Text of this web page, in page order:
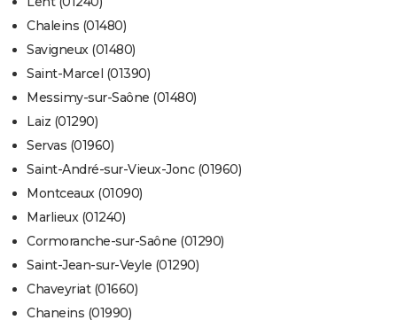
Chaleins (01480)
Savigneux (01480)
Saint-Marcel (01390)
Messimy-sur-Saône (01480)
Laiz (01290)
Servas (01960)
Saint-André-sur-Vieux-Jonc (01960)
Montceaux (01090)
Marlieux (01240)
Cormoranche-sur-Saône (01290)
Saint-Jean-sur-Veyle (01290)
Chaveyriat (01660)
Chaneins (01990)